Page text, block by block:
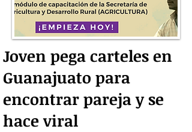
Joven pega carteles en
Guanajuato para
encontrar pareja y se
hace viral